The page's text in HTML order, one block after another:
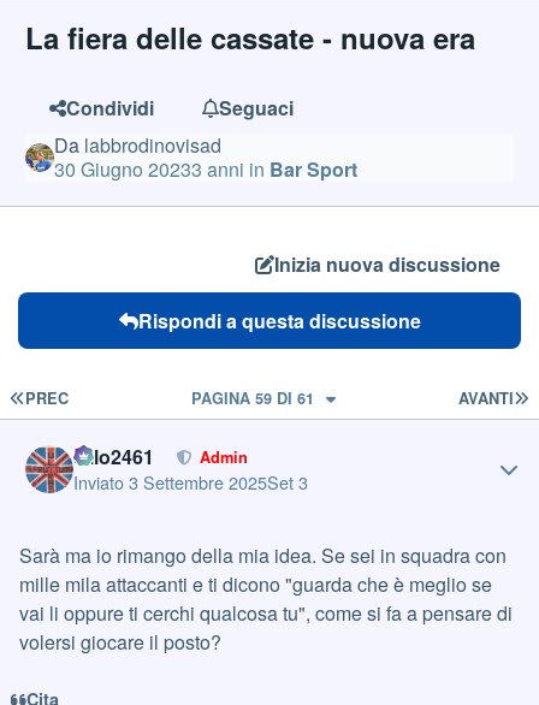
La fiera delle cassate - nuova era
Condividi
Seguaci
Da labbrodinovisad
30 Giugno 20233 anni in Bar Sport
Inizia nuova discussione
Rispondi a questa discussione
PRIMA PAGINA
PREC AVANTI
PAGINA 59 DI 61
cillo2461 Admin
Inviato3 Settembre 2025Set 3
Sarà ma io rimango della mia idea. Se sei in squadra con
mille mila attaccanti e ti dicono "guarda che è meglio se
vai li oppure ti cerchi qualcosa tu", come si fa a pensare di
volersi giocare il posto?
Cita